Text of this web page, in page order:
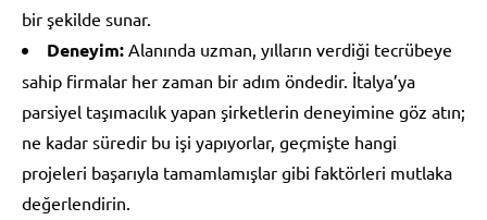
bir şekilde sunar.
Deneyim: Alanında uzman, yılların verdiği tecrübeye
sahip firmalar her zaman bir adım öndedir. İtalya’ya
parsiyel taşımacılık yapan şirketlerin deneyimine göz atın;
ne kadar süredir bu işi yapıyorlar, geçmişte hangi
projeleri başarıyla tamamlamışlar gibi faktörleri mutlaka
değerlendirin.